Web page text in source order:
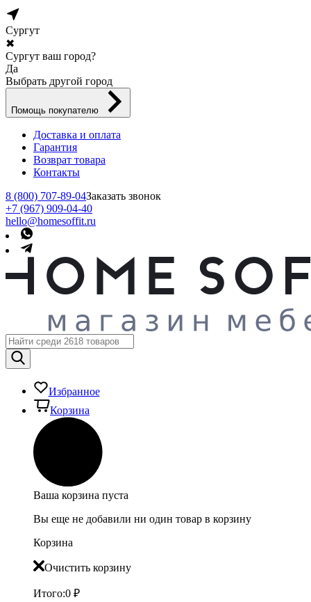
Сургут
✖
Сургут ваш город?
Да
Выбрать другой город
Помощь покупателю
Доставка и оплата
Гарантия
Возврат товара
Контакты
8 (800) 707-89-04Заказать звонок
+7 (967) 909-04-40
hello@homesoffit.ru
Избранное
Корзина
Ваша корзина пуста
Вы еще не добавили ни один товар в корзину
Корзина
Очистить корзину
Итого:0 ₽